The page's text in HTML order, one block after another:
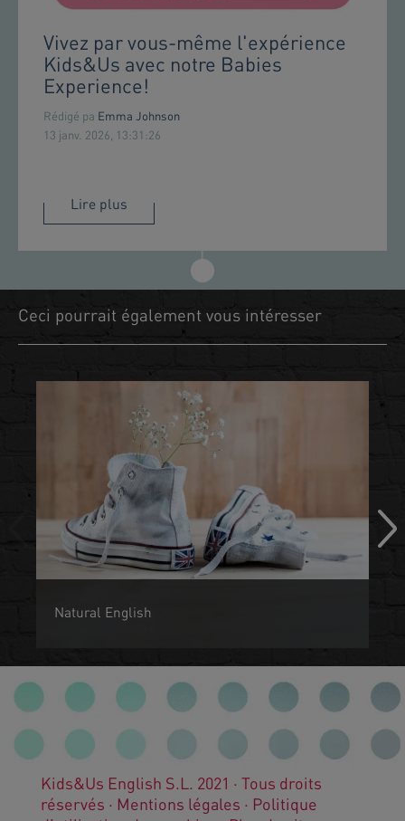
Vivez par vous-même l'expérience
Kids&Us avec notre Babies
Experience!
Rédigé pa Emma Johnson
13 janv. 2026, 13:31:26
Lire plus
Ceci pourrait également vous intéresser
Natural English
Kids&Us English S.L. 2021 · Tous droits
réservés · Mentions légales · Politique